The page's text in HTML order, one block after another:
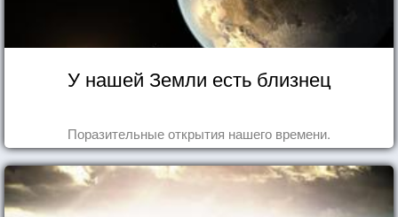
У нашей Земли есть близнец
Поразительные открытия нашего времени.